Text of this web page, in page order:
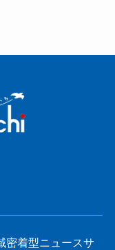
密着型ニュースサ